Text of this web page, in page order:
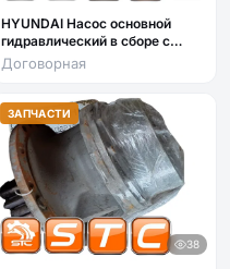
HYUNDAI Насос основной
гидравлический в сборе с
колоколом
Договорная
ЗАПЧАСТИ
38